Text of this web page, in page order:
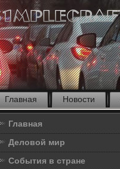
Главная Новости
Главная
Деловой мир
События в стране